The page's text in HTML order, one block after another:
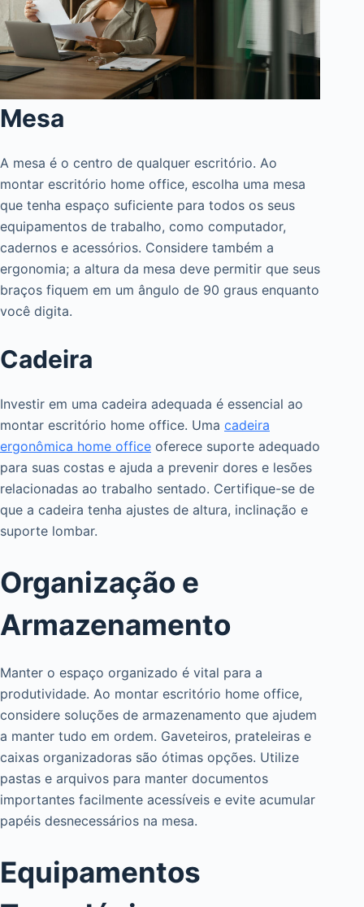
Mesa
A mesa é o centro de qualquer escritório. Ao
montar escritório home office, escolha uma mesa
que tenha espaço suficiente para todos os seus
equipamentos de trabalho, como computador,
cadernos e acessórios. Considere também a
ergonomia; a altura da mesa deve permitir que seus
braços fiquem em um ângulo de 90 graus enquanto
você digita.
Cadeira
Investir em uma cadeira adequada é essencial ao
montar escritório home office. Uma cadeira
ergonômica home office oferece suporte adequado
para suas costas e ajuda a prevenir dores e lesões
relacionadas ao trabalho sentado. Certifique-se de
que a cadeira tenha ajustes de altura, inclinação e
suporte lombar.
Organização e
Armazenamento
Manter o espaço organizado é vital para a
produtividade. Ao montar escritório home office,
considere soluções de armazenamento que ajudem
a manter tudo em ordem. Gaveteiros, prateleiras e
caixas organizadoras são ótimas opções. Utilize
pastas e arquivos para manter documentos
importantes facilmente acessíveis e evite acumular
papéis desnecessários na mesa.
Equipamentos